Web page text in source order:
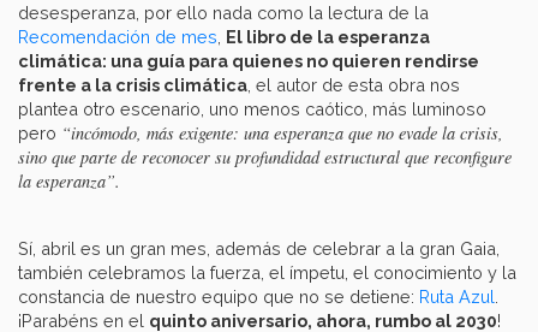
desesperanza, por ello nada como la lectura de la
Recomendación de mes El libro de la esperanza
climática: una guía para quienes no quieren rendirse
frente a la crisis climática , el autor de esta obra nos
plantea otro escenario, uno menos caótico, más luminoso
pero “incómodo, más exigente: una esperanza que no evade la crisis,
sino que parte de reconocer su profundidad estructural que reconfigure
la esperanza”.
Sí, abril es un gran mes, además de celebrar a la gran Gaia,
también celebramos la fuerza, el ímpetu, el conocimiento y la
constancia de nuestro equipo que no se detiene: Ruta Azul
¡Parabéns en el quinto aniversario, ahora, rumbo al 2030!